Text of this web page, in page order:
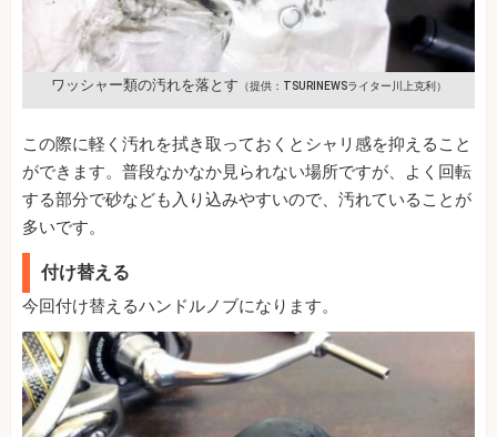
ワッシャー類の汚れを落とす （提供：TSURINEWSライター川上克利）
この際に軽く汚れを拭き取っておくとシャリ感を抑えること
ができます。普段なかなか見られない場所ですが、よく回転
する部分で砂なども入り込みやすいので、汚れていることが
多いです。
付け替える
今回付け替えるハンドルノブになります。